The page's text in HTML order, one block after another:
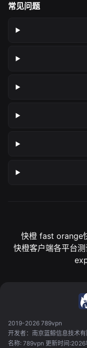
常见问题
快橙 fast orange
快橙客户端各平台测
2019-2026 789vpn
开发者：南京蓝鲸信息技术有
名称: 789vpn 更新时间